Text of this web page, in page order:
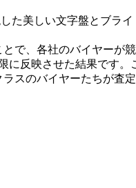
た美しい文字盤とブラ
で、各社のバイヤー
に反映させた結果です
スのバイヤーたちが査